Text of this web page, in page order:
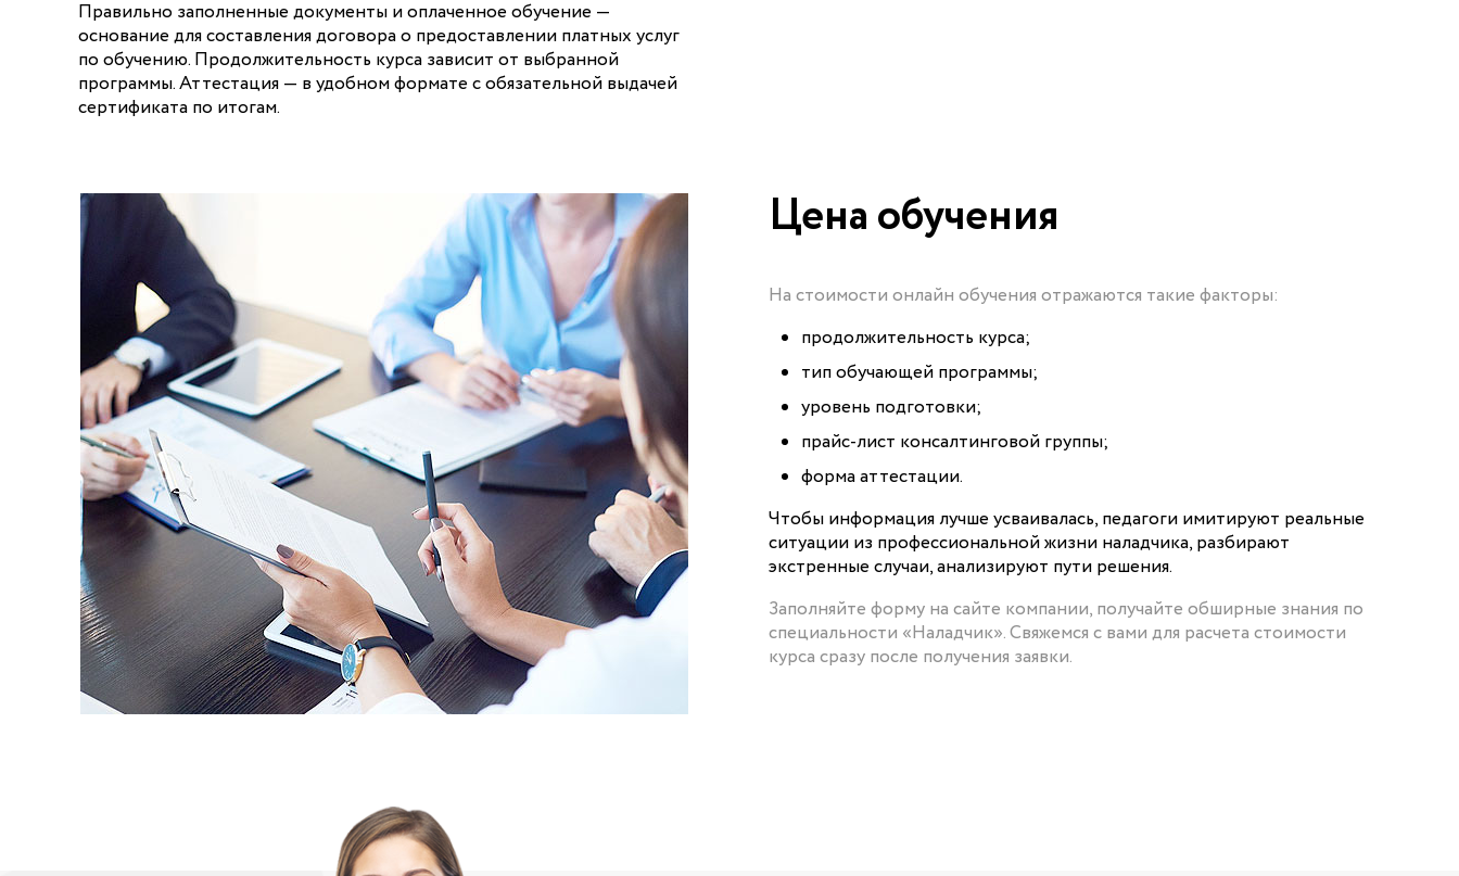
Правильно заполненные документы и оплаченное обучение —
основание для составления договора о предоставлении платных услуг
по обучению. Продолжительность курса зависит от выбранной
программы. Аттестация — в удобном формате с обязательной выдачей
сертификата по итогам.
Цена обучения
На стоимости онлайн обучения отражаются такие факторы:
продолжительность курса;
тип обучающей программы;
уровень подготовки;
прайс-лист консалтинговой группы;
форма аттестации.
Чтобы информация лучше усваивалась, педагоги имитируют реальные
ситуации из профессиональной жизни наладчика, разбирают
экстренные случаи, анализируют пути решения.
Заполняйте форму на сайте компании, получайте обширные знания по
специальности «Наладчик». Свяжемся с вами для расчета стоимости
курса сразу после получения заявки.